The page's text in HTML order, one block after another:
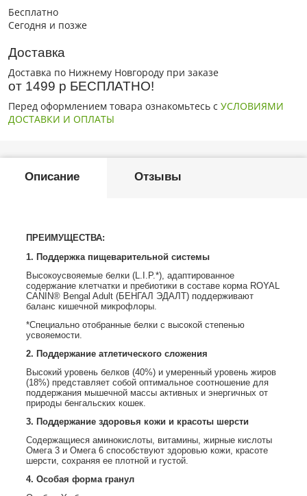
Бесплатно
Сегодня и позже
Доставка
Доставка по Нижнему Новгороду при заказе
от 1499 р БЕСПЛАТНО!
Перед оформлением товара ознакомьтесь с УСЛОВИЯМИ
ДОСТАВКИ И ОПЛАТЫ
Описание Отзывы
ПРЕИМУЩЕСТВА:
1. Поддержка пищеварительной системы
Высокоусвояемые белки (L.I.P.*), адаптированное
содержание клетчатки и пребиотики в составе корма ROYAL
CANIN® Bengal Adult (БЕНГАЛ ЭДАЛТ) поддерживают
баланс кишечной микрофлоры.
*Специально отобранные белки с высокой степенью
усвояемости.
2. Поддержание атлетического сложения
Высокий уровень белков (40%) и умеренный уровень жиров
(18%) представляет собой оптимальное соотношение для
поддержания мышечной массы активных и энергичных от
природы бенгальских кошек.
3. Поддержание здоровья кожи и красоты шерсти
Содержащиеся аминокислоты, витамины, жирные кислоты
Омега 3 и Омега 6 способствуют здоровью кожи, красоте
шерсти, сохраняя ее плотной и густой.
4. Особая форма гранул